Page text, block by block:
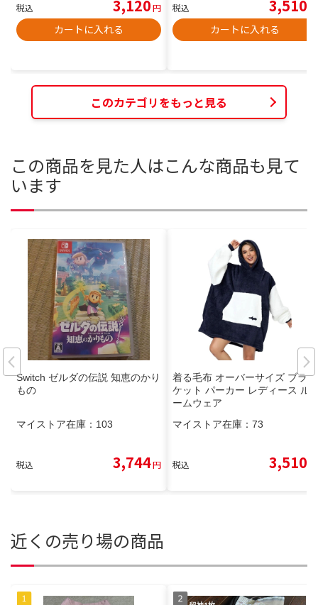
税込 3,120円
カートに入れる
税込 3,510
カートに入れる
このカテゴリをもっと見る
この商品を見た人はこんな商品も見て
います
Switch ゼルダの伝説 知恵のかり
もの
マイストア在庫： 103
税込 3,744円
着る毛布 オーバーサイズ ブラン
ケット パーカー レディース ル
ームウェア
マイストア在庫： 73
税込 3,510
近くの売り場の商品